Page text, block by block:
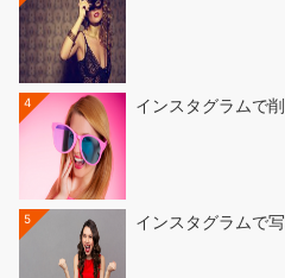
4 インスタグラムで
5 インスタグラムで